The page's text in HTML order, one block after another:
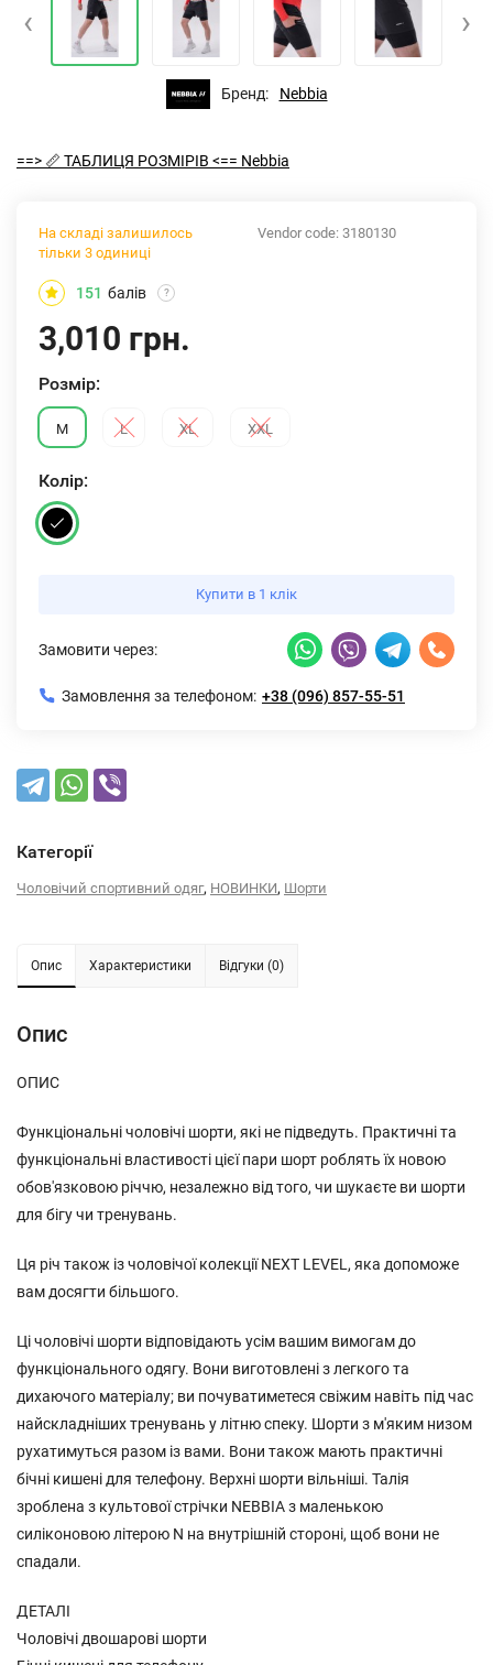
‹ ›
Бренд: Nebbia
==> 📏 ТАБЛИЦЯ РОЗМІРІВ <== Nebbia
Vendor code: 3180130
На складі залишилось
тільки 3 одиниці
151 балів ?
3,010 грн.
Розмiр:
M L XL XXL
Колiр:
Купити в 1 клік
Замовити через:
Замовлення за телефоном: +38 (096) 857-55-51
Категорії
Чоловічий спортивний одяг, НОВИНКИ, Шорти
Опис Характеристики Відгуки (0)
Опис
ОПИС
Функціональні чоловічі шорти, які не підведуть. Практичні та
функціональні властивості цієї пари шорт роблять їх новою
обов'язковою річчю, незалежно від того, чи шукаєте ви шорти
для бігу чи тренувань.
Ця річ також із чоловічої колекції NEXT LEVEL, яка допоможе
вам досягти більшого.
Ці чоловічі шорти відповідають усім вашим вимогам до
функціонального одягу. Вони виготовлені з легкого та
дихаючого матеріалу; ви почуватиметеся свіжим навіть під час
найскладніших тренувань у літню спеку. Шорти з м'яким низом
рухатимуться разом із вами. Вони також мають практичні
бічні кишені для телефону. Верхні шорти вільніші. Талія
зроблена з культової стрічки NEBBIA з маленькою
силіконовою літерою N на внутрішній стороні, щоб вони не
спадали.
ДЕТАЛІ
Чоловічі двошарові шорти